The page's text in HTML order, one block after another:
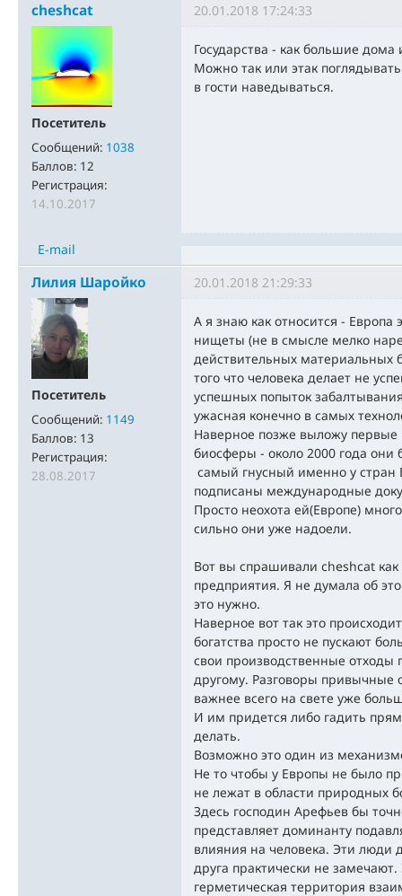
cheshcat
Посетитель
Сообщений: 1038
Баллов: 12
Регистрация:
14.10.2017
20.01.2018 17:24:33
Государства - как большие
Можно так или этак
в гости наведываться.
E-mail
Лилия Шаройко
Посетитель
Сообщений: 1149
Баллов: 13
Регистрация:
28.08.2017
20.01.2018 21:29:33
А я знаю как относится - Европа
нищеты (не в смысле мелко
действительных
того что человека делает не
успешных попыток
ужасная конечно в самых
Наверное позже выложу
биосферы - около 2000 года они
самый гнусный именно у
подписаны международные
Просто неохота ей(Европе)
сильно они уже надоели.
Вот вы спрашивали cheshcat
предприятия. Я не думала об
это нужно.
Наверное вот так это
богатства просто не пускают
свои производственные отходы
другому. Разговоры привычные
важнее всего на свете уже
И им придется либо гадить
делать.
Возможно это один из
Не то чтобы у Европы не было
не лежат в области природных
Здесь господин Арефьев бы
представляет доминанту
влияния на человека. Эти люди
друга практически не
герметическая территория